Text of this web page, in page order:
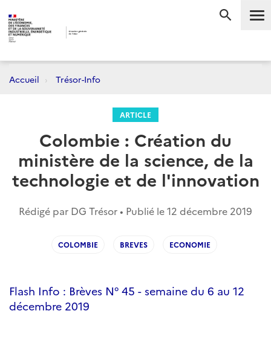
Accueil Trésor-Info
ARTICLE
Colombie : Création du
ministère de la science, de la
technologie et de l'innovation
Rédigé par DG Trésor • Publié le12 décembre 2019
COLOMBIE BREVES ECONOMIE
Flash Info : Brèves N° 45 - semaine du 6 au 12
décembre 2019